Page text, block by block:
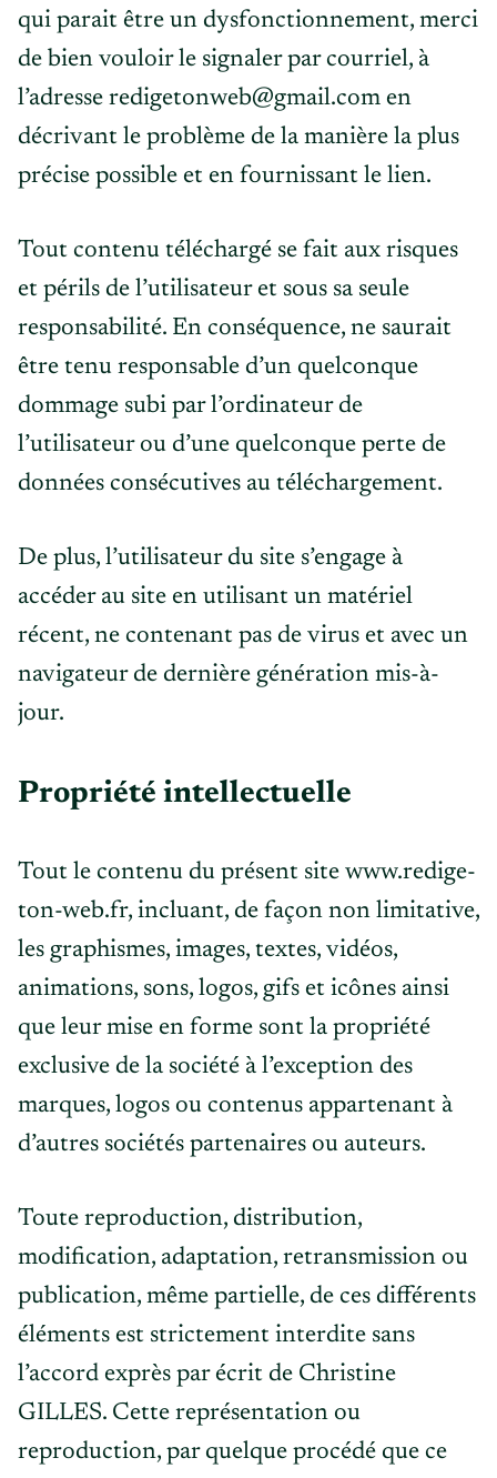
qui parait être un dysfonctionnement, merci
de bien vouloir le signaler par courriel, à
l’adresse redigetonweb@gmail.com en
décrivant le problème de la manière la plus
précise possible et en fournissant le lien.
Tout contenu téléchargé se fait aux risques
et périls de l’utilisateur et sous sa seule
responsabilité. En conséquence, ne saurait
être tenu responsable d’un quelconque
dommage subi par l’ordinateur de
l’utilisateur ou d’une quelconque perte de
données consécutives au téléchargement.
De plus, l’utilisateur du site s’engage à
accéder au site en utilisant un matériel
récent, ne contenant pas de virus et avec un
navigateur de dernière génération mis-à-
jour.
Propriété intellectuelle
Tout le contenu du présent site www.redige-
ton-web.fr, incluant, de façon non limitative,
les graphismes, images, textes, vidéos,
animations, sons, logos, gifs et icônes ainsi
que leur mise en forme sont la propriété
exclusive de la société à l’exception des
marques, logos ou contenus appartenant à
d’autres sociétés partenaires ou auteurs.
Toute reproduction, distribution,
modification, adaptation, retransmission ou
publication, même partielle, de ces différents
éléments est strictement interdite sans
l’accord exprès par écrit de Christine
GILLES. Cette représentation ou
reproduction, par quelque procédé que ce